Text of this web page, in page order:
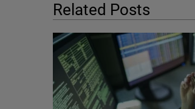
Related Posts